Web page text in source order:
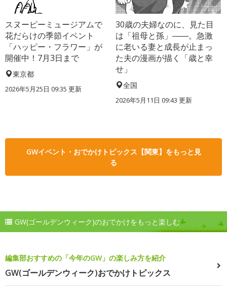
スヌーピーミュージアムで
花だらけの季節イベント
「ハッピー・フラワー」が
開催中！7月3日まで
東京都
2026年5月25日 09:35 更新
30歳の夫婦なのに、見た目
は「祖母と孫」――。急激
に老いる妻と成長が止まっ
た夫の漫画が描く「歳と幸
せ」
全国
2026年5月11日 09:43 更新
GWイベント・おでかけトピックス【関東】をもっと見
る
GW(ゴールデンウィーク)のおでかけをもっと楽しむ
編集部おすすめの「今年のGW」の楽しみ方を紹介
GW(ゴールデンウィーク)おでかけトピックス